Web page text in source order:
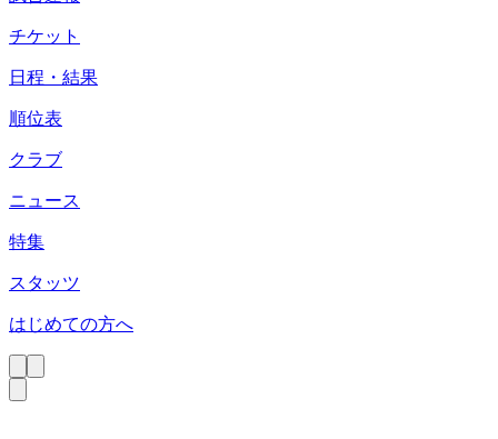
チケット
日程・結果
順位表
クラブ
ニュース
特集
スタッツ
はじめての方へ